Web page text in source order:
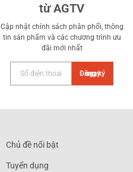
từ AGTV
Cập nhật chính sách phân phối, thông
tin sản phẩm và các chương trình ưu
đãi mới nhất
Đăng ký ngay
Chủ đề nổi bật
Tuyển dụng